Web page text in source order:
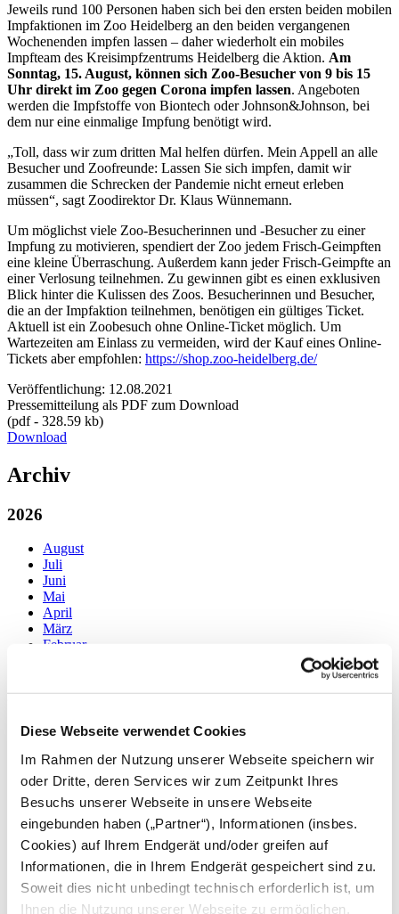
Diese Webseite verwendet Cookies
Im Rahmen der Nutzung unserer Webseite speichern wir
oder Dritte, deren Services wir zum Zeitpunkt Ihres
Besuchs unserer Webseite in unsere Webseite
eingebunden haben („Partner“), Informationen (insbes.
Cookies) auf Ihrem Endgerät und/oder greifen auf
Informationen, die in Ihrem Endgerät gespeichert sind zu.
Soweit dies nicht unbedingt technisch erforderlich ist, um
Ihnen die Nutzung unserer Webseite zu ermöglichen,
Jeweils rund 100 Personen haben sich bei den ersten beiden mobilen
Impfaktionen im Zoo Heidelberg an den beiden vergangenen
Wochenenden impfen lassen – daher wiederholt ein mobiles
Impfteam des Kreisimpfzentrums Heidelberg die Aktion. Am
Sonntag, 15. August, können sich Zoo-Besucher von 9 bis 15
Uhr direkt im Zoo gegen Corona impfen lassen. Angeboten
werden die Impfstoffe von Biontech oder Johnson&Johnson, bei
dem nur eine einmalige Impfung benötigt wird.
„Toll, dass wir zum dritten Mal helfen dürfen. Mein Appell an alle
Besucher und Zoofreunde: Lassen Sie sich impfen, damit wir
zusammen die Schrecken der Pandemie nicht erneut erleben
müssen“, sagt Zoodirektor Dr. Klaus Wünnemann.
Um möglichst viele Zoo-Besucherinnen und -Besucher zu einer
Impfung zu motivieren, spendiert der Zoo jedem Frisch-Geimpften
eine kleine Überraschung. Außerdem kann jeder Frisch-Geimpfte an
einer Verlosung teilnehmen. Zu gewinnen gibt es einen exklusiven
Blick hinter die Kulissen des Zoos. Besucherinnen und Besucher,
die an der Impfaktion teilnehmen, benötigen ein gültiges Ticket.
Aktuell ist ein Zoobesuch ohne Online-Ticket möglich. Um
Wartezeiten am Einlass zu vermeiden, wird der Kauf eines Online-
Tickets aber empfohlen: https://shop.zoo-heidelberg.de/
Veröffentlichung: 12.08.2021
Pressemitteilung als PDF zum Download
(pdf - 328.59 kb)
Download
Archiv
2026
August
Juli
Juni
Mai
April
März
Februar
2025
Dezember
Oktober
September
August
Juli
Juni
Mai
März
Februar
Januar